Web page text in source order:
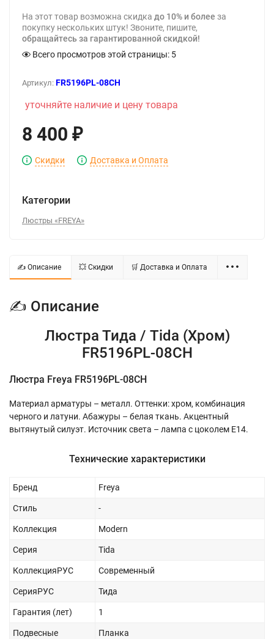
На этот товар возможна скидка до 10% и более за
покупку нескольких штук! Звоните, пишите,
обращайтесь за гарантированной скидкой!
Всего просмотров этой страницы: 5
Артикул: FR5196PL-08CH
уточняйте наличие и цену товара
8 400 ₽
Скидки Доставка и Оплата
Категории
Люстры «FREYA»
✍ Описание 💥 Скидки 🛒 Доставка и Оплата
✍ Описание
Люстра Тида / Tida (Хром)
FR5196PL-08CH
Люстра Freya FR5196PL-08CH
Материал арматуры – металл. Оттенки: хром, комбинация
черного и латуни. Абажуры – белая ткань. Акцентный
вытянутый силуэт. Источник света – лампа с цоколем E14.
Технические характеристики
Бренд Freya
Стиль -
Коллекция Modern
Серия Tida
КоллекцияРУС Современный
СерияРУС Тида
Гарантия (лет) 1
Подвесные
Планка